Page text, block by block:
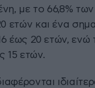
με το 66,8%
ετών και ένα
έως 20 ετών, ενώ
15 ετών.